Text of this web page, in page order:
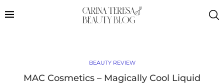
BEAUTY REVIEW
MAC Cosmetics – Magically Cool Liquid